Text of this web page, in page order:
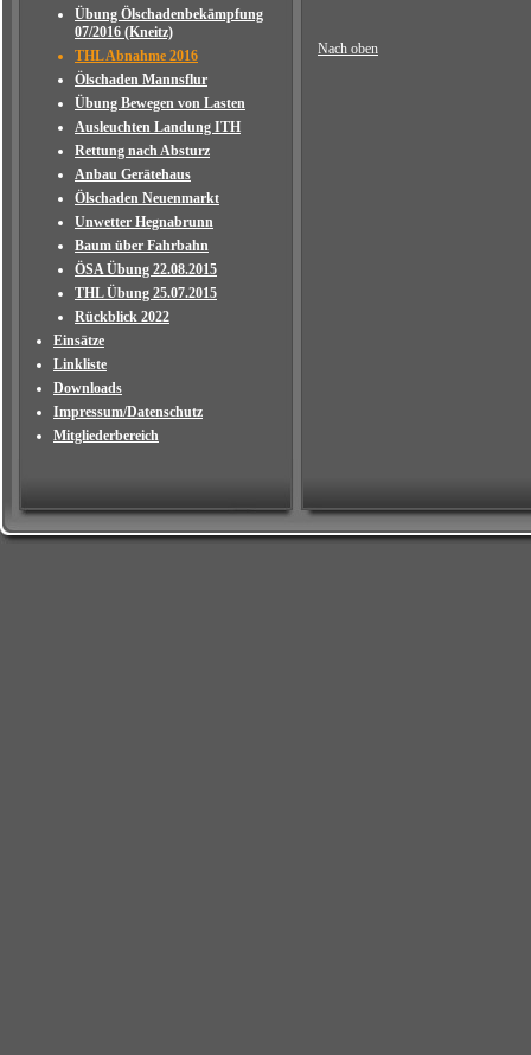
Übung Ölschadenbekämpfung
07/2016 (Kneitz)
THL Abnahme 2016
Ölschaden Mannsflur
Übung Bewegen von Lasten
Ausleuchten Landung ITH
Rettung nach Absturz
Anbau Gerätehaus
Ölschaden Neuenmarkt
Unwetter Hegnabrunn
Baum über Fahrbahn
ÖSA Übung 22.08.2015
THL Übung 25.07.2015
Rückblick 2022
Einsätze
Linkliste
Downloads
Impressum/Datenschutz
Mitgliederbereich
Nach oben